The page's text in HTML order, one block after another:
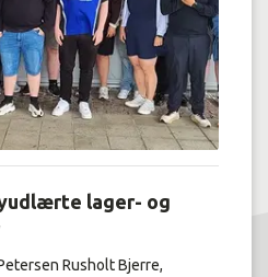
lager- og
Rusholt Bjerre,